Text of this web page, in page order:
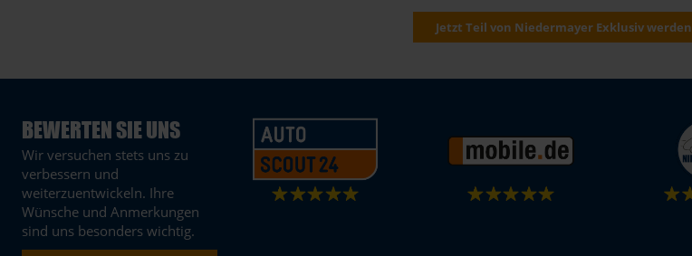
Jetzt Teil von Niedermayer Exklusiv werden
BEWERTEN SIE UNS
Wir versuchen stets uns zu
verbessern und
weiterzuentwickeln. Ihre
Wünsche und Anmerkungen
sind uns besonders wichtig.